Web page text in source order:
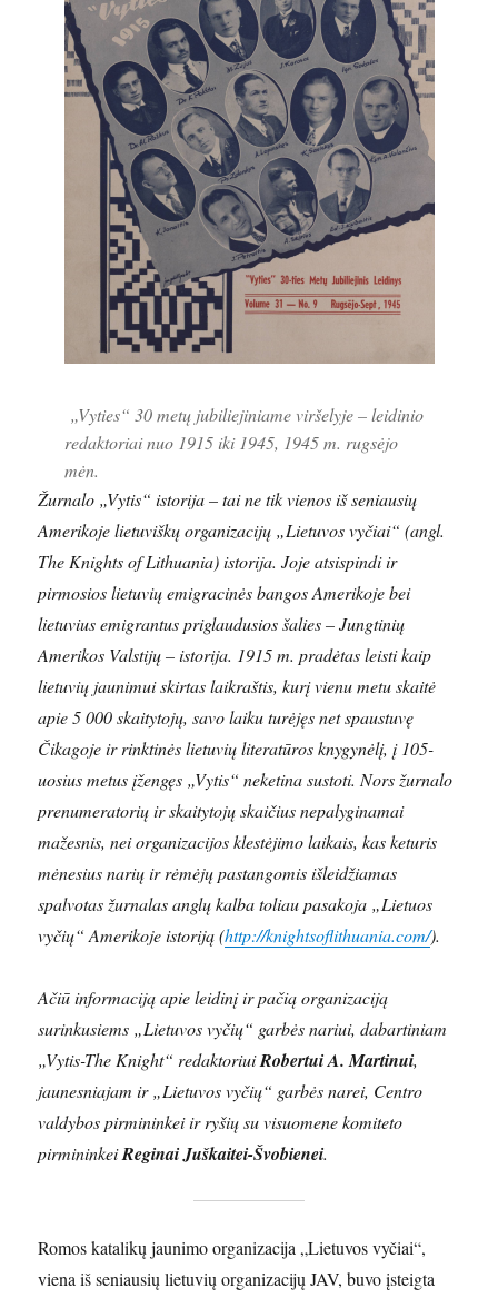
„Vyties“ 30 metų jubiliejiniame viršelyje – leidinio
redaktoriai nuo 1915 iki 1945, 1945 m. rugsėjo
mėn.
Žurnalo „Vytis“ istorija – tai ne tik vienos iš seniausių
Amerikoje lietuviškų organizacijų „Lietuvos vyčiai“ (angl.
The Knights of Lithuania) istorija. Joje atsispindi ir
pirmosios lietuvių emigracinės bangos Amerikoje bei
lietuvius emigrantus priglaudusios šalies – Jungtinių
Amerikos Valstijų – istorija. 1915 m. pradėtas leisti kaip
lietuvių jaunimui skirtas laikraštis, kurį vienu metu skaitė
apie 5 000 skaitytojų, savo laiku turėjęs net spaustuvę
Čikagoje ir rinktinės lietuvių literatūros knygynėlį, į 105-
uosius metus įžengęs „Vytis“ neketina sustoti. Nors žurnalo
prenumeratorių ir skaitytojų skaičius nepalyginamai
mažesnis, nei organizacijos klestėjimo laikais, kas keturis
mėnesius narių ir rėmėjų pastangomis išleidžiamas
spalvotas žurnalas anglų kalba toliau pasakoja „Lietuos
vyčių“ Amerikoje istoriją (http://knightsoflithuania.com/).
Ačiū informaciją apie leidinį ir pačią organizaciją
surinkusiems „Lietuvos vyčių“ garbės nariui, dabartiniam
„Vytis-The Knight“ redaktoriuiRobertui A. Martinui,
jaunesniajam ir „Lietuvos vyčių“ garbės narei, Centro
valdybos pirmininkei ir ryšių su visuomene komiteto
pirmininkeiReginai Juškaitei-Švobienei.
Romos katalikų jaunimo organizacija „Lietuvos vyčiai“,
viena iš seniausių lietuvių organizacijų JAV, buvo įsteigta